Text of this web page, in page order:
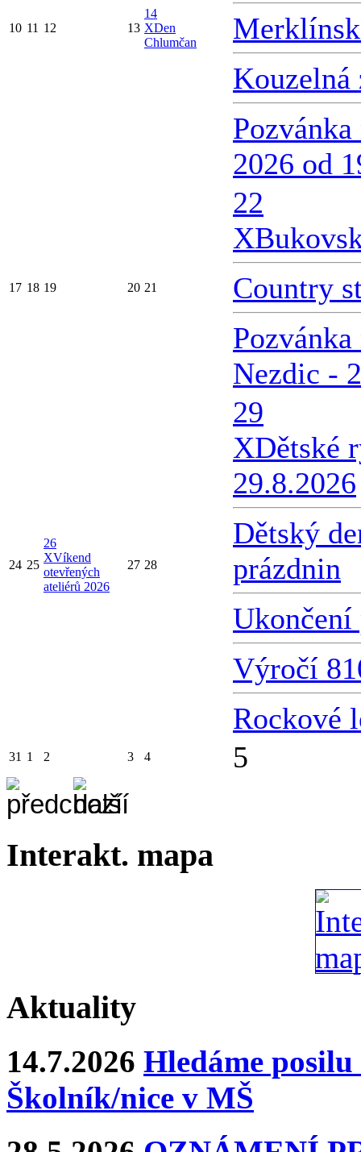
10 11 12 13
14
XDen
Chlumčan
Kouzelná
2026 od
17 18 19 20 21
22
X
Country
Nezdic -
24 25
26
XVíkend
otevřených
ateliérů 2026
27 28
29
XDětské
29.8.2026
Dětský
prázdnin
Ukončení
Výročí
Rockové
31 1 2 3 4 5
Interakt. mapa
Aktuality
14.7.2026 Hledáme
Školník/nice v MŠ